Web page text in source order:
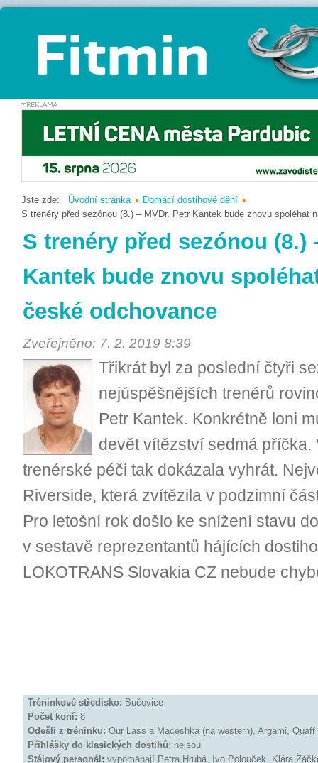
Jste zde: Úvodní stránka
Domácí dostihové dění
S trenéry před sezónou (8.) – MVDr. Petr Kantek bude znovu spoléhat
S trenéry před sezónou (8.)
Kantek bude znovu
české odchovance
Zveřejněno: 7. 2. 2019 8:39
Třikrát byl za poslední čtyři
nejúspěšnějších trenérů
Petr Kantek. Konkrétně loni
devět vítězství sedmá příčka.
trenérské péči tak dokázala vyhrát.
Riverside, která zvítězila v podzimní
Pro letošní rok došlo ke snížení stavu
v sestavě reprezentantů hájících
LOKOTRANS Slovakia CZ nebude
Tréninkové středisko: Bučovice
Počet koní: 8
Odešli z tréninku: Our Lass a Maceshka (na western), Argami,
Přihlášky do klasických dostihů: nejsou
Stájový personál: vypomáhají Petra Hrubá, Ivo Polouček, Klára